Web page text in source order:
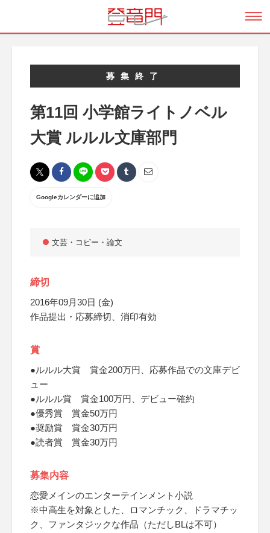
募集終了
第11回 小学館ライトノベル
大賞 ルルル文庫部門
Googleカレンダーに追加
文芸・コピー・論文
締切
2016年09月30日 (金)
作品提出・応募締切、消印有効
賞
●ルルル大賞 賞金200万円、応募作品での文庫デビ
ュー
●ルルル賞 賞金100万円、デビュー確約
●優秀賞 賞金50万円
●奨励賞 賞金30万円
●読者賞 賞金30万円
募集内容
恋愛メインのエンターテインメント小説
※中高生を対象とした、ロマンチック、ドラマチッ
ク、ファンタジックな作品（ただしBLは不可）